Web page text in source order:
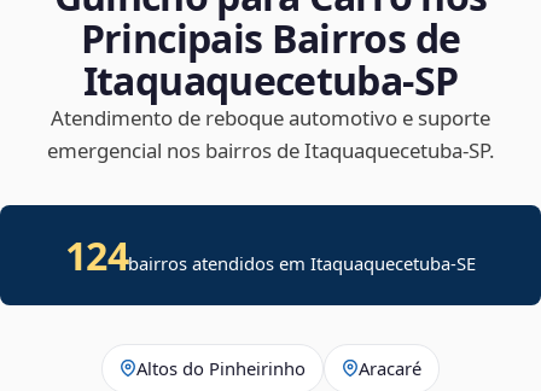
Principais Bairros de
Itaquaquecetuba‑SP
Atendimento de reboque automotivo e suporte
emergencial nos bairros de Itaquaquecetuba‑SP.
124bairros atendidos emItaquaquecetuba-SE
Altos do Pinheirinho Aracaré